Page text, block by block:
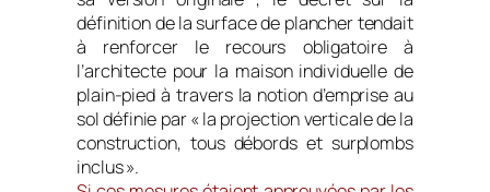
définition de la surface de plancher tendait
à renforcer le recours obligatoire à
l’architecte pour la maison individuelle de
plain-pied à travers la notion d’emprise au
sol définie par « la projection verticale de la
construction, tous débords et surplombs
inclus ».